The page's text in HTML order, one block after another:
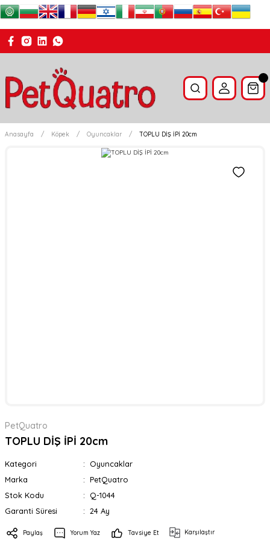
Anasayfa Köpek Oyuncaklar TOPLU DİŞ İPİ 20cm
PetQuatro
TOPLU DİŞ İPİ 20cm
Kategori
Oyuncaklar
Marka
PetQuatro
Stok Kodu
Q-1044
Garanti Süresi
24 Ay
Paylaş Yorum Yaz Tavsiye Et Karşılaştır